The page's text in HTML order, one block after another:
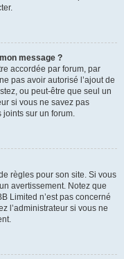
message ?
accordée par forum, par
pas avoir autorisé l’ajout de
ou peut-être que seul un
si vous ne savez pas
sur un forum.
règles pour son site. Si vous
avertissement. Notez que
Limited n’est pas concerné
l’administrateur si vous ne